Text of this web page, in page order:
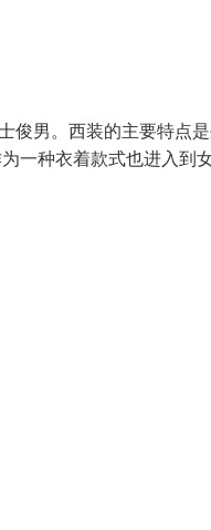
俊男。西装的主要特点
一种衣着款式也进入到